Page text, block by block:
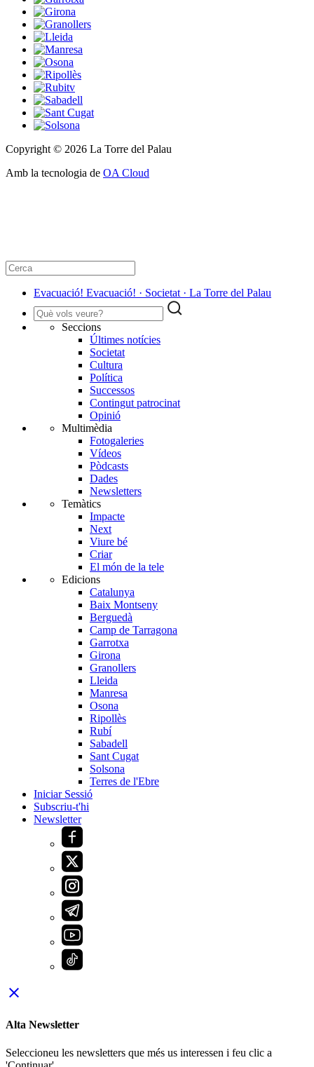
Copyright © 2026 La Torre del Palau
Amb la tecnologia de OA Cloud
Evacuació! Evacuació! · Societat · La Torre del Palau
Seccions
Últimes notícies
Societat
Cultura
Política
Successos
Contingut patrocinat
Opinió
Multimèdia
Fotogaleries
Vídeos
Pòdcasts
Dades
Newsletters
Temàtics
Impacte
Next
Viure bé
Criar
El món de la tele
Edicions
Catalunya
Baix Montseny
Berguedà
Camp de Tarragona
Garrotxa
Girona
Granollers
Lleida
Manresa
Osona
Ripollès
Rubí
Sabadell
Sant Cugat
Solsona
Terres de l'Ebre
Iniciar Sessió
Subscriu-t'hi
Newsletter
close
Alta Newsletter
Seleccioneu les newsletters que més us interessen i feu clic a